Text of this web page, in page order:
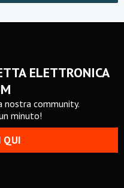
ELETTRONICA
community.
minuto!
QUI